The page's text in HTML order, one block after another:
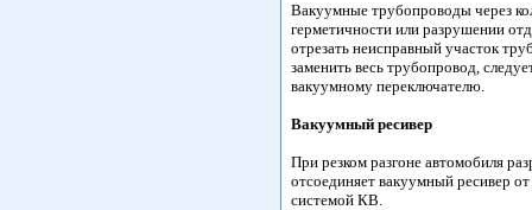
Вакуумные трубопроводы через
герметичности или разрушении
отрезать неисправный участок
заменить весь трубопровод,
вакуумному переключателю.
Вакуумный ресивер
При резком разгоне автомобиля
отсоединяет вакуумный ресивер
системой КВ.